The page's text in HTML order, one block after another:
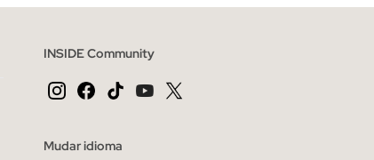
INSIDE Community
Mudar idioma